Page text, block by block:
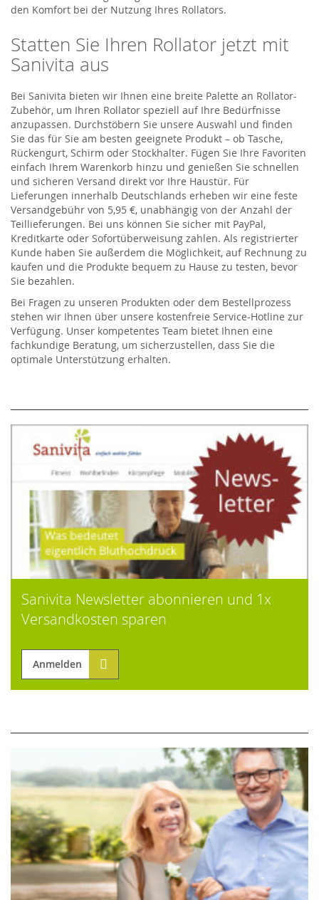
Sanivita Newsletter abonnieren und 1x
Versandkosten sparen
Anmelden
den Komfort bei der Nutzung Ihres Rollators.
Statten Sie Ihren Rollator jetzt mit
Sanivita aus
Bei Sanivita bieten wir Ihnen eine breite Palette an Rollator-
Zubehör, um Ihren Rollator speziell auf Ihre Bedürfnisse
anzupassen. Durchstöbern Sie unsere Auswahl und finden
Sie das für Sie am besten geeignete Produkt – ob Tasche,
Rückengurt, Schirm oder Stockhalter. Fügen Sie Ihre Favoriten
einfach Ihrem Warenkorb hinzu und genießen Sie schnellen
und sicheren Versand direkt vor Ihre Haustür. Für
Lieferungen innerhalb Deutschlands erheben wir eine feste
Versandgebühr von 5,95 €, unabhängig von der Anzahl der
Teillieferungen. Bei uns können Sie sicher mit PayPal,
Kreditkarte oder Sofortüberweisung zahlen. Als registrierter
Kunde haben Sie außerdem die Möglichkeit, auf Rechnung zu
kaufen und die Produkte bequem zu Hause zu testen, bevor
Sie bezahlen.
Bei Fragen zu unseren Produkten oder dem Bestellprozess
stehen wir Ihnen über unsere kostenfreie Service-Hotline zur
Verfügung. Unser kompetentes Team bietet Ihnen eine
fachkundige Beratung, um sicherzustellen, dass Sie die
optimale Unterstützung erhalten.